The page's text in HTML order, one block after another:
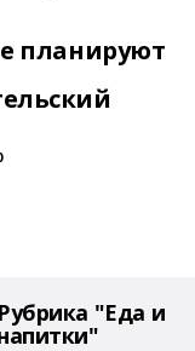
планируют
Рубрика "Еда и